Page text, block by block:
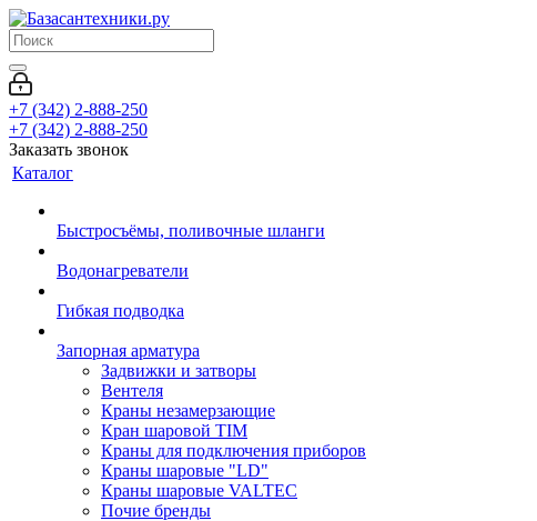
+7 (342) 2-888-250
+7 (342) 2-888-250
Заказать звонок
Каталог
Быстросъёмы, поливочные шланги
Водонагреватели
Гибкая подводка
Запорная арматура
Задвижки и затворы
Вентеля
Краны незамерзающие
Кран шаровой TIM
Краны для подключения приборов
Краны шаровые "LD"
Краны шаровые VALTEC
Почие бренды